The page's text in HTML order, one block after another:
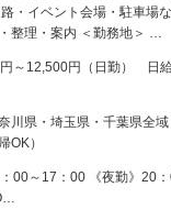
・イベント会場・駐車場
整理・案内 ＜勤務地＞ …
～12,500円（日勤） 日
川県・埼玉県・千葉県全
OK）
：00～17：00 《夜勤》